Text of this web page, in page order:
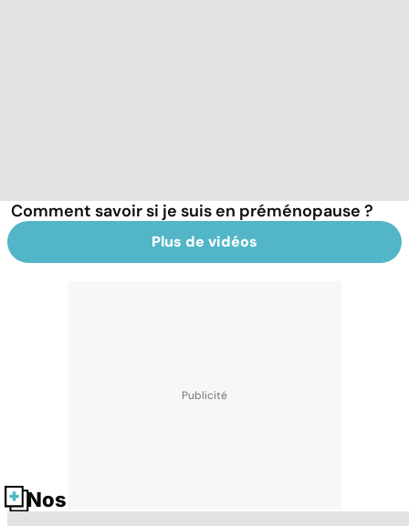
Comment savoir si je suis en préménopause ?
Plus de vidéos
Nos fiches santé